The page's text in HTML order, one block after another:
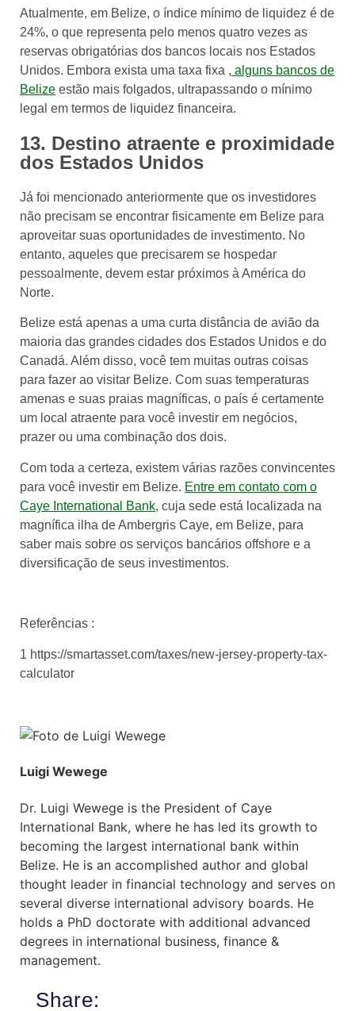
Atualmente, em Belize, o índice mínimo de liquidez é de
24%, o que representa pelo menos quatro vezes as
reservas obrigatórias dos bancos locais nos Estados
Unidos. Embora exista uma taxa fixa , alguns bancos de
Belize estão mais folgados, ultrapassando o mínimo
legal em termos de liquidez financeira.
13. Destino atraente e proximidade
dos Estados Unidos
Já foi mencionado anteriormente que os investidores
não precisam se encontrar fisicamente em Belize para
aproveitar suas oportunidades de investimento. No
entanto, aqueles que precisarem se hospedar
pessoalmente, devem estar próximos à América do
Norte.
Belize está apenas a uma curta distância de avião da
maioria das grandes cidades dos Estados Unidos e do
Canadá. Além disso, você tem muitas outras coisas
para fazer ao visitar Belize. Com suas temperaturas
amenas e suas praias magníficas, o país é certamente
um local atraente para você investir em negócios,
prazer ou uma combinação dos dois.
Com toda a certeza, existem várias razões convincentes
para você investir em Belize. Entre em contato com o
Caye International Bank, cuja sede está localizada na
magnífica ilha de Ambergris Caye, em Belize, para
saber mais sobre os serviços bancários offshore e a
diversificação de seus investimentos.
Referências :
1 https://smartasset.com/taxes/new-jersey-property-tax-
calculator
Luigi Wewege
Dr. Luigi Wewege is the President of Caye
International Bank, where he has led its growth to
becoming the largest international bank within
Belize. He is an accomplished author and global
thought leader in financial technology and serves on
several diverse international advisory boards. He
holds a PhD doctorate with additional advanced
degrees in international business, finance &
management.
Share: